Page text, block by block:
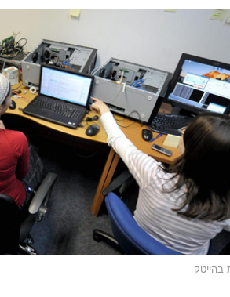
בהייטק